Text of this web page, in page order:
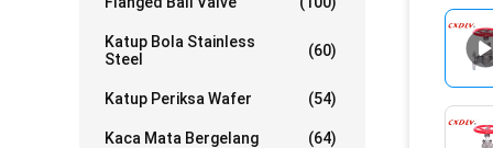
Katup Bola Stainless
Steel
(60)
Katup Periksa Wafer (54)
Kaca Mata Bergelang (64)